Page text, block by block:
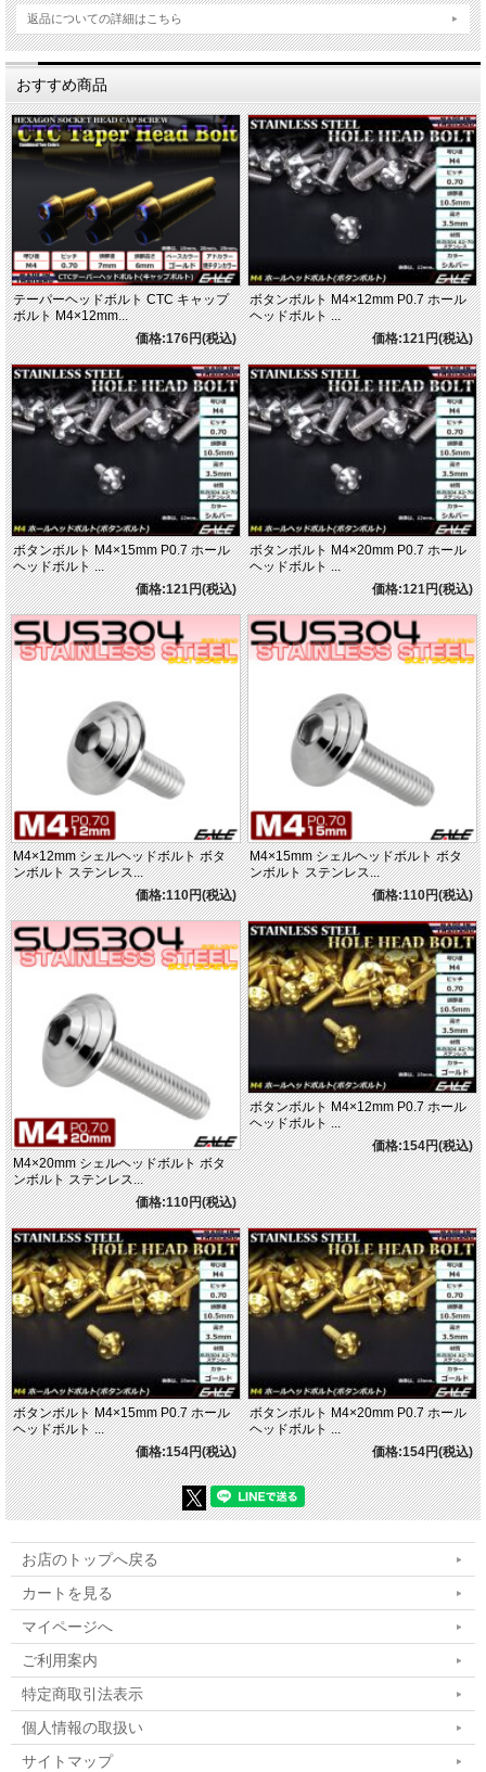
返品についての詳細はこちら
おすすめ商品
テーパーヘッドボルト CTC キャップ
ボルト M4×12mm...
価格:176円(税込)
ボタンボルト M4×12mm P0.7 ホール
ヘッドボルト ...
価格:121円(税込)
ボタンボルト M4×15mm P0.7 ホール
ヘッドボルト ...
価格:121円(税込)
ボタンボルト M4×20mm P0.7 ホール
ヘッドボルト ...
価格:121円(税込)
M4×12mm シェルヘッドボルト ボタ
ンボルト ステンレス...
価格:110円(税込)
M4×15mm シェルヘッドボルト ボタ
ンボルト ステンレス...
価格:110円(税込)
M4×20mm シェルヘッドボルト ボタ
ンボルト ステンレス...
価格:110円(税込)
ボタンボルト M4×12mm P0.7 ホール
ヘッドボルト ...
価格:154円(税込)
ボタンボルト M4×15mm P0.7 ホール
ヘッドボルト ...
価格:154円(税込)
ボタンボルト M4×20mm P0.7 ホール
ヘッドボルト ...
価格:154円(税込)
お店のトップへ戻る
カートを見る
マイページへ
ご利用案内
特定商取引法表示
個人情報の取扱い
サイトマップ